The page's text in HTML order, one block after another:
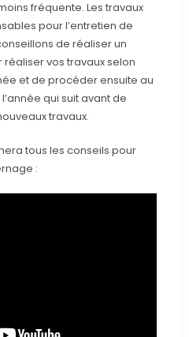
fréquente. Les travaux
pour l’entretien de
de réaliser un
vos travaux selon
et de procéder ensuite au
qui suit avant de
travaux.
tous les conseils pour
: